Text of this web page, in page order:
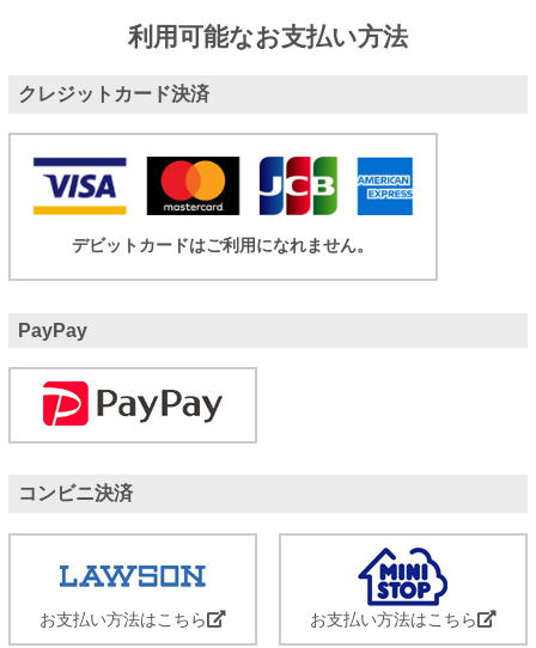
利用可能なお支払い方法
クレジットカード決済
デビットカードはご利用になれません。
PayPay
コンビニ決済
お支払い方法はこちら お支払い方法はこちら